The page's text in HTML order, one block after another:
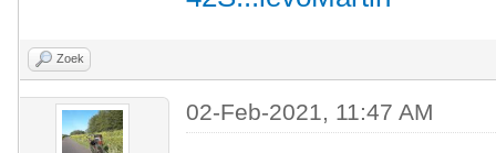
Zoek
02-Feb-2021, 11:47 AM